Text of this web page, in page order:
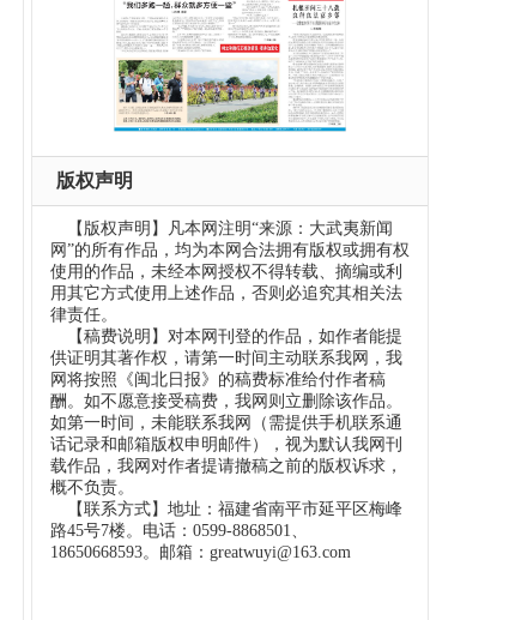
版权声明
【版权声明】凡本网注明“来源：大武夷新闻
网”的所有作品，均为本网合法拥有版权或拥有权
使用的作品，未经本网授权不得转载、摘编或利
用其它方式使用上述作品，否则必追究其相关法
律责任。
【稿费说明】对本网刊登的作品，如作者能提
供证明其著作权，请第一时间主动联系我网，我
网将按照《闽北日报》的稿费标准给付作者稿
酬。如不愿意接受稿费，我网则立删除该作品。
如第一时间，未能联系我网（需提供手机联系通
话记录和邮箱版权申明邮件），视为默认我网刊
载作品，我网对作者提请撤稿之前的版权诉求，
概不负责。
【联系方式】地址：福建省南平市延平区梅峰
路45号7楼。电话：0599-8868501、
18650668593。邮箱：greatwuyi@163.com